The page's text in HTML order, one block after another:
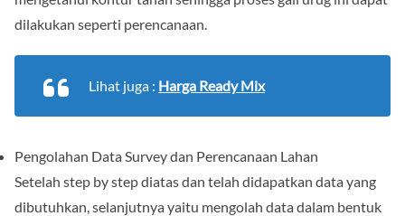
dilakukan seperti perencanaan.
Lihat juga : Harga Ready Mix
Pengolahan Data Survey dan Perencanaan Lahan
Setelah step by step diatas dan telah didapatkan data yang
dibutuhkan, selanjutnya yaitu mengolah data dalam bentuk